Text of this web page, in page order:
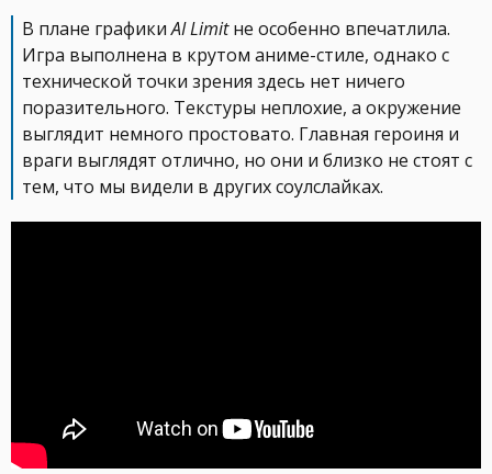
В плане графикиAI Limitне особенно впечатлила.
Игра выполнена в крутом аниме-стиле, однако с
технической точки зрения здесь нет ничего
поразительного. Текстуры неплохие, а окружение
выглядит немного простовато. Главная героиня и
враги выглядят отлично, но они и близко не стоят с
тем, что мы видели в других соулслайках.